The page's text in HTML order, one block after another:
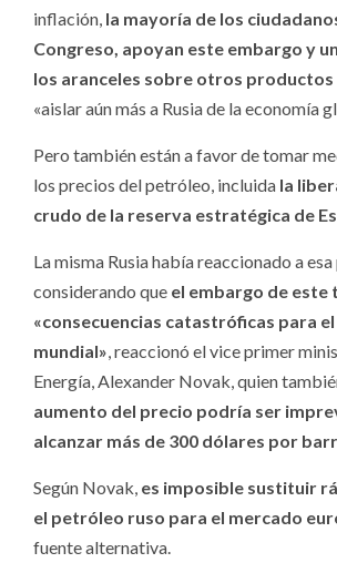
inflación, la mayoría de los
Congreso, apoyan este embargo y
los aranceles sobre otros productos
«aislar aún más a Rusia de la economía
Pero también están a favor de tomar
los precios del petróleo, incluida la
crudo de la reserva estratégica de
La misma Rusia había reaccionado a
considerando que el embargo de
«consecuencias catastróficas para
mundial» , reaccionó el vice primer
Energía, Alexander Novak, quien
aumento del precio podría ser
alcanzar más de 300 dólares por
Según Novak, es imposible sustituir
el petróleo ruso para el mercado
fuente alternativa.